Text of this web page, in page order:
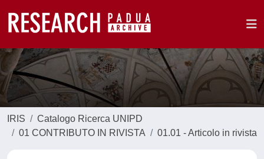
IRIS
Catalogo Ricerca UNIPD
01 CONTRIBUTO IN RIVISTA
01.01 - Articolo in rivista